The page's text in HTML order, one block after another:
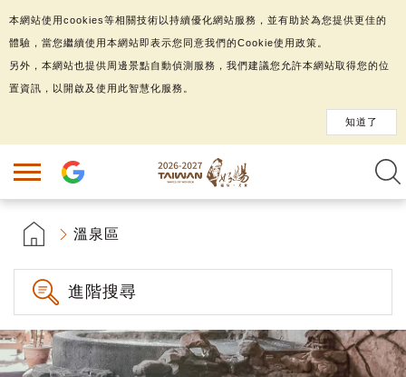
溫泉區
進階搜尋
本網站使用cookies等相關技術以持續優化網站服務，並有助於為您提供更佳的
體驗，當您繼續使用本網站即表示您同意我們的Cookie使用政策。
另外，本網站也提供周邊景點自動偵測服務，我們建議您允許本網站取得您的位
置資訊，以開啟及使用此智慧化服務。
知道了